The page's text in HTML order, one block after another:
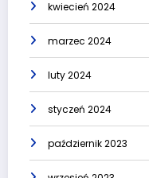
kwiecień 2024
marzec 2024
luty 2024
styczeń 2024
październik 2023